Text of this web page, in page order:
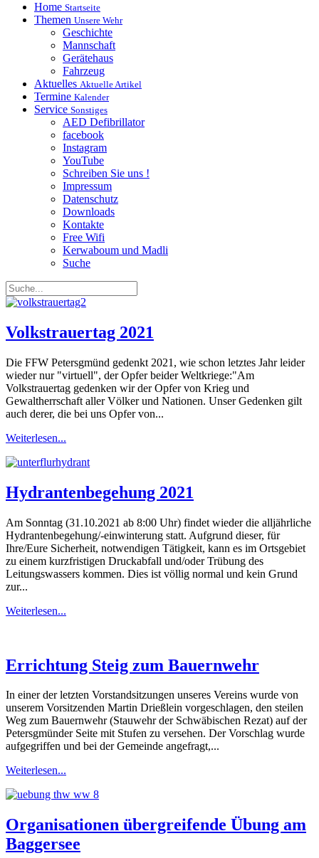
Home Startseite
Themen Unsere Wehr
Geschichte
Mannschaft
Gerätehaus
Fahrzeug
Aktuelles Aktuelle Artikel
Termine Kalender
Service Sonstiges
AED Defibrillator
facebook
Instagram
YouTube
Schreiben Sie uns !
Impressum
Datenschutz
Downloads
Kontakte
Free Wifi
Kerwaboum und Madli
Suche
Volkstrauertag 2021
Die FFW Petersgmünd gedenkt 2021, wie schon letztes Jahr leider
wieder nur "virtuell", der Opfer beider Weltkriege:"Am
Volkstrauertag gedenken wir der Opfer von Krieg und
Gewaltherrschaft aller Völker und Nationen. Unser Gedenken gilt
auch derer, die bei uns Opfer von...
Weiterlesen...
Hydrantenbegehung 2021
Am Sonntag (31.10.2021 ab 8:00 Uhr) findet wieder die alljährliche
Hydrantenbegehung/-einwinterung statt. Aufgrund dieser, für
Ihre/Eure Sicherheit, notwendigen Tätigkeit, kann es im Ortsgebiet
zu einem kurzfristigen Druckabfall und/oder Trübung des
Leitungswassers kommen. Dies ist völlig normal und kein Grund
zur...
Weiterlesen...
Errichtung Steig zum Bauernwehr
In einer der letzten Vorstandsitzungen unseres Vereins wurde von
unserem Vorsitzenden Martin Drießlein vorgeschlagen, den steilen
Weg zum Bauernwehr (Stauwehr der Schwäbischen Rezat) auf der
Petersgmünder Seite mit Stufen zu versehen. Der Vorschlag wurde
aufgegriffen und bei der Gemeinde angefragt,...
Weiterlesen...
Organisationen übergreifende Übung am
Baggersee